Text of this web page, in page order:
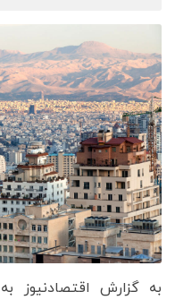
به گزارش اقتصادنیوز